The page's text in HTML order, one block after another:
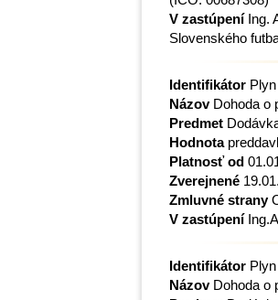
V zastúpeníIng.
Slovenského
Identifikátor Plyn
NázovDohoda o
Predmet
Hodnota
Platnosť od
Zverejnené
Zmluvné strany
V zastúpení
Identifikátor Plyn
NázovDohoda o